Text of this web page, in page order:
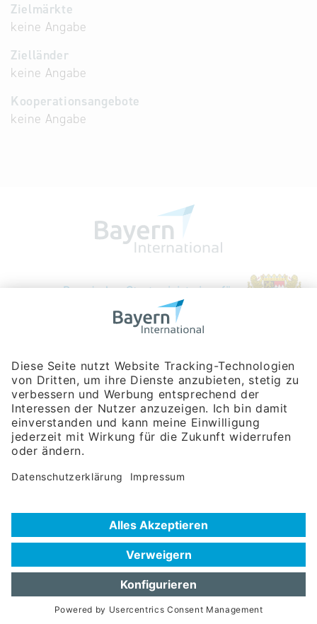
Zielmärkte
keine Angabe
Zielländer
keine Angabe
Kooperationsangebote
keine Angabe
Bayerische Gesellschaft für Internationale
Rosenheimer Str. 143C
81671 München
Tel:+49 180 5949260
(Festnetz 14 ct/min, Mobil max. 42 ct/min)
Hotline
Datenschutzerklärung
Nutzungsbedingungen
Häufig gestellte Fragen (FAQ)